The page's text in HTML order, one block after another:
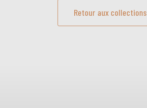
Retour aux collections